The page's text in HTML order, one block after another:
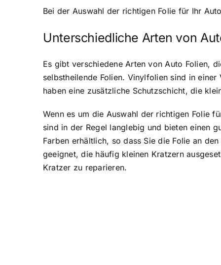
Bei der Auswahl der richtigen Folie für Ihr
Unterschiedliche Arten von
Es gibt verschiedene Arten von Auto Folien,
selbstheilende Folien. Vinylfolien sind in
haben eine zusätzliche Schutzschicht, die
Wenn es um die Auswahl der richtigen Folie
sind in der Regel langlebig und bieten einen
Farben erhältlich, so dass Sie die Folie an
geeignet, die häufig kleinen Kratzern
Kratzer zu reparieren.